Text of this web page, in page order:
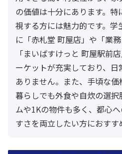
の価値は十分にあります。
視する方には魅力的です。
に「赤札堂 町屋店」や「業
「まいばすけっと 町屋駅前
ーケットが充実しており、
ありません。また、手頃な
暮らしでも外食や自炊の選択
ムや1Kの物件も多く、都心
すさを両立したい方におすす